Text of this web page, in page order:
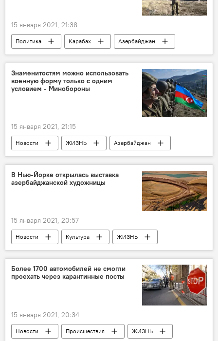
15 января 2021, 21:38
Политика Карабах
Азербайджан
Новости
Джыдыр дюзю Шуша
Знаменитостям можно использовать
военную форму только с одним
условием - Минобороны
15 января 2021, 21:15
Новости ЖИЗНЬ
Азербайджан
Военная форма
Разрешение
Министерство обороны АР
В Нью-Йорке открылась выставка
азербайджанской художницы
15 января 2021, 20:57
Новости Культура
ЖИЗНЬ
Азербайджан
Выставка
Художница
Нью-Йорк
Более 1700 автомобилей не смогли
проехать через карантинные посты
15 января 2021, 20:34
Новости Происшествия
ЖИЗНЬ